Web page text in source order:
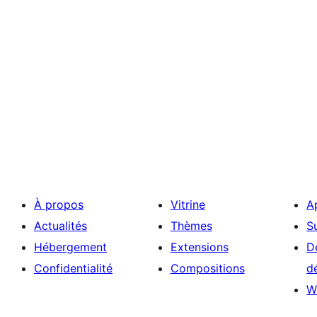
À propos
Actualités
Hébergement
Confidentialité
Vitrine
Thèmes
Extensions
Compositions